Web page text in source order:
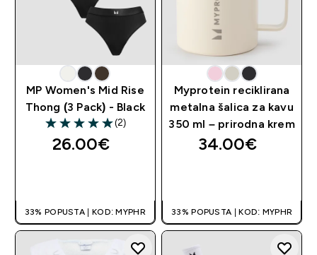
MP Women's Mid Rise
Thong (3 Pack) - Black
5 out of 5 stars
(2)
26.00€‎
33% POPUSTA | KOD: MYPHR
Myprotein reciklirana
metalna šalica za kavu
350 ml – prirodna krem
34.00€‎
33% POPUSTA | KOD: MYPHR